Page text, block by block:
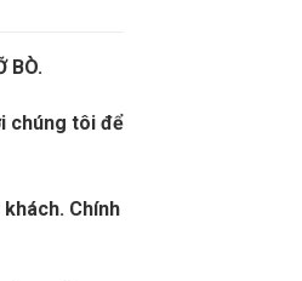
BÒ.
chúng tôi để
Chính